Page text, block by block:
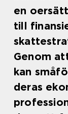
en
till
Genom
kan
deras